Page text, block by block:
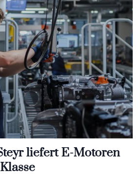
liefert E-Motoren